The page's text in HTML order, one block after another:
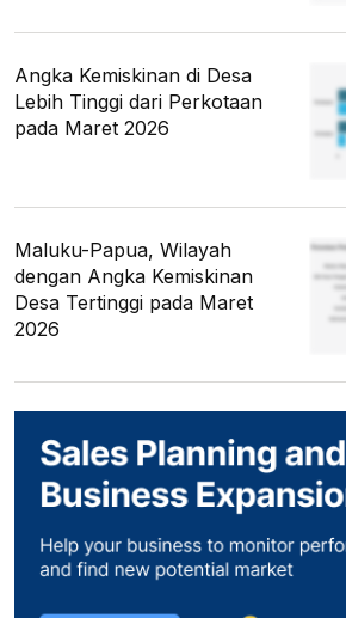
Angka Kemiskinan di Desa
Lebih Tinggi dari Perkotaan
pada Maret 2026
Maluku-Papua, Wilayah
dengan Angka Kemiskinan
Desa Tertinggi pada Maret
2026